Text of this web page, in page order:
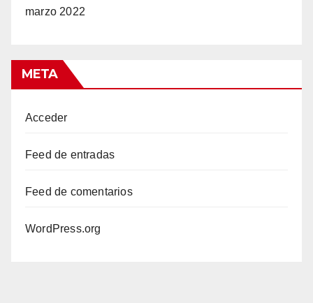
marzo 2022
META
Acceder
Feed de entradas
Feed de comentarios
WordPress.org